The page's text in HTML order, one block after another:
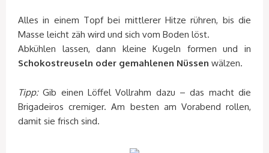
Alles in einem Topf bei mittlerer Hitze rühren, bis die
Masse leicht zäh wird und sich vom Boden löst.
Abkühlen lassen, dann kleine Kugeln formen und in
Schokostreuseln oder gemahlenen Nüssen wälzen.
Tipp:Gib einen Löffel Vollrahm dazu – das macht die
Brigadeiros cremiger. Am besten am Vorabend rollen,
damit sie frisch sind.